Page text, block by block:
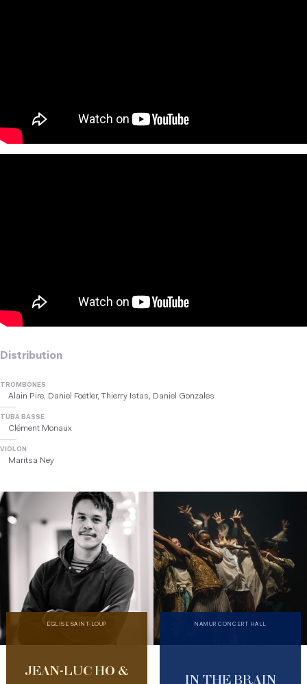
Distribution
TROMBONES
Alain Pire, Daniel Foetler, Thierry Istas, Daniel Gonzales
TUBA BASSE
Clément Monaux
VIOLON
Maritsa Ney
ÉGLISE SAINT-LOUP
JEAN-LUC HO &
NAMUR CONCERT HALL
IN THE BRAIN